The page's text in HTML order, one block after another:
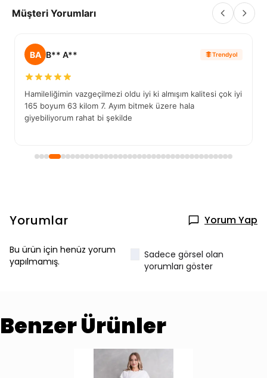
Yorumlar Yorum Yap
Bu ürün için henüz yorum
yapılmamış.
Sadece görsel olan
yorumları göster
Benzer Ürünler